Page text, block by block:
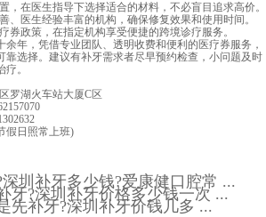
在医生指导下选择适合的材料，不必盲目追求高价。
医生经验丰富的机构，确保修复效果和使用时间。
政策，在指定机构享受便捷的跨境诊疗服务。
年，凭借专业团队、透明收费和便利的医疗券服务，
靠选择。建议有补牙需求者尽早预约检查，小问题及时
。
湖火车站大厦C区
假日照常上班)
圳补牙多少钱?爱康健口腔常 ...
牙?深圳补牙价格多少钱一次 ...
先补牙?深圳补牙价钱几多 ...